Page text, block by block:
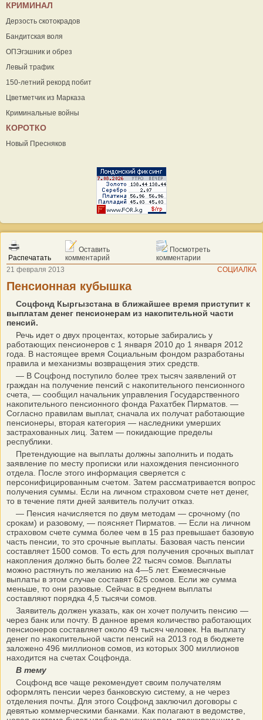
КРИМИНАЛ
Дерзость скотокрадов
Бандитская воля
ОПЭгэшник и обрез
Левый трафик
150-летний рекорд побит
Цветметчик из Марказа
Криминальные войны
КОРОТКО
Новый Пресняков
Распечатать
Оставить
комментарий
Посмотреть
комментарии
21 февраля 2013
СОЦИАЛКА
Пенсионная кубышка
Соцфонд Кыргызстана в ближайшее время приступит к
выплатам денег пенсионерам из накопительной части
пенсий.
Речь идет о двух процентах, которые забирались у
работающих пенсионеров с 1 января 2010 до 1 января 2012
года. В настоящее время Социальным фондом разработаны
правила и механизмы возвращения этих средств.
— В Соцфонд поступило более трех тысяч заявлений от
граждан на получение пенсий с накопительного пенсионного
счета, — сообщил начальник управления Государственного
накопительного пенсионного фонда Рахатбек Пирматов. —
Согласно правилам выплат, сначала их получат работающие
пенсионеры, вторая категория — наследники умерших
застрахованных лиц. Затем — покидающие пределы
республики.
Претендующие на выплаты должны заполнить и подать
заявление по месту прописки или нахождения пенсионного
отдела. После этого информация сверяется с
персонифицированным счетом. Затем рассматривается вопрос
получения суммы. Если на личном страховом счете нет денег,
то в течение пяти дней заявитель получит отказ.
— Пенсия начисляется по двум методам — срочному (по
срокам) и разовому, — поясняет Пирматов. — Если на личном
страховом счете сумма более чем в 15 раз превышает базовую
часть пенсии, то это срочные выплаты. Базовая часть пенсии
составляет 1500 сомов. То есть для получения срочных выплат
накопления должно быть более 22 тысяч сомов. Выплаты
можно растянуть по желанию на 4—5 лет. Ежемесячные
выплаты в этом случае составят 625 сомов. Если же сумма
меньше, то они разовые. Сейчас в среднем выплаты
составляют порядка 4,5 тысячи сомов.
Заявитель должен указать, как он хочет получить пенсию —
через банк или почту. В данное время количество работающих
пенсионеров составляет около 49 тысяч человек. На выплату
денег по накопительной части пенсий на 2013 год в бюджете
заложено 496 миллионов сомов, из которых 300 миллионов
находится на счетах Соцфонда.
В тему
Соцфонд все чаще рекомендует своим получателям
оформлять пенсии через банковскую систему, а не через
отделения почты. Для этого Соцфонд заключил договоры с
девятью коммерческими банками. Как полагают в ведомстве,